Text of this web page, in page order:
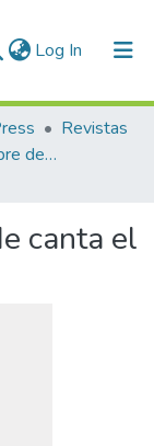
Log In (current)
Revistas
Número 59, septiembre de 1944
canta el